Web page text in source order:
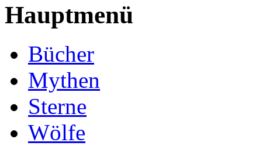
Hauptmenü
Bücher
Mythen
Sterne
Wölfe